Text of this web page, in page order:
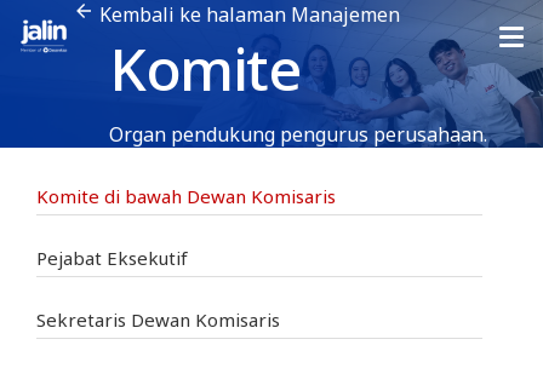
Kembali ke halaman Manajemen
Komite
Organ pendukung pengurus perusahaan.
Komite di bawah Dewan Komisaris
Pejabat Eksekutif
Sekretaris Dewan Komisaris